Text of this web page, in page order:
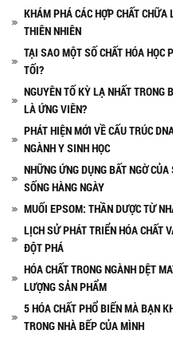
KHÁM PHÁ CÁC HỢP CHẤT
THIÊN NHIÊN
TẠI SAO MỘT SỐ CHẤT HÓA HỌC
TỐI?
NGUYÊN TỐ KỲ LẠ NHẤT TRONG
LÀ ỨNG VIÊN?
PHÁT HIỆN MỚI VỀ CẤU TRÚC
NGÀNH Y SINH HỌC
NHỮNG ỨNG DỤNG BẤT NGỜ
SỐNG HÀNG NGÀY
MUỐI EPSOM: THẦN DƯỢC TỪ
LỊCH SỬ PHÁT TRIỂN HÓA CHẤT
ĐỘT PHÁ
HÓA CHẤT TRONG NGÀNH DỆT
LƯỢNG SẢN PHẨM
5 HÓA CHẤT PHỔ BIẾN MÀ BẠN
TRONG NHÀ BẾP CỦA MÌNH